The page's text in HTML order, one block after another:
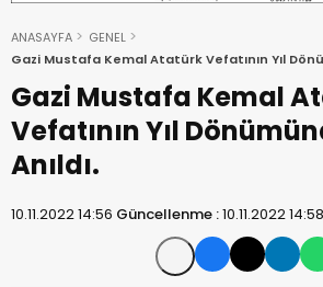
ANASAYFA
GENEL
Gazi Mustafa Kemal Atatürk Vefatının Yıl
Gazi Mustafa Kemal
Vefatının Yıl
Anıldı.
10.11.2022 14:56 Güncellenme :10.11.2022 14:58